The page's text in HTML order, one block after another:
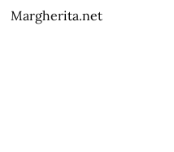
Margherita.net